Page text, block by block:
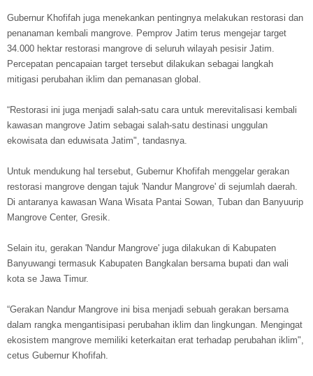
Gubernur Khofifah juga menekankan pentingnya melakukan restorasi dan
penanaman kembali mangrove. Pemprov Jatim terus mengejar target
34.000 hektar restorasi mangrove di seluruh wilayah pesisir Jatim.
Percepatan pencapaian target tersebut dilakukan sebagai langkah
mitigasi perubahan iklim dan pemanasan global.
“Restorasi ini juga menjadi salah-satu cara untuk merevitalisasi kembali
kawasan mangrove Jatim sebagai salah-satu destinasi unggulan
ekowisata dan eduwisata Jatim", tandasnya.
Untuk mendukung hal tersebut, Gubernur Khofifah menggelar gerakan
restorasi mangrove dengan tajuk 'Nandur Mangrove' di sejumlah daerah.
Di antaranya kawasan Wana Wisata Pantai Sowan, Tuban dan Banyuurip
Mangrove Center, Gresik.
Selain itu, gerakan 'Nandur Mangrove' juga dilakukan di Kabupaten
Banyuwangi termasuk Kabupaten Bangkalan bersama bupati dan wali
kota se Jawa Timur.
“Gerakan Nandur Mangrove ini bisa menjadi sebuah gerakan bersama
dalam rangka mengantisipasi perubahan iklim dan lingkungan. Mengingat
ekosistem mangrove memiliki keterkaitan erat terhadap perubahan iklim",
cetus Gubernur Khofifah.